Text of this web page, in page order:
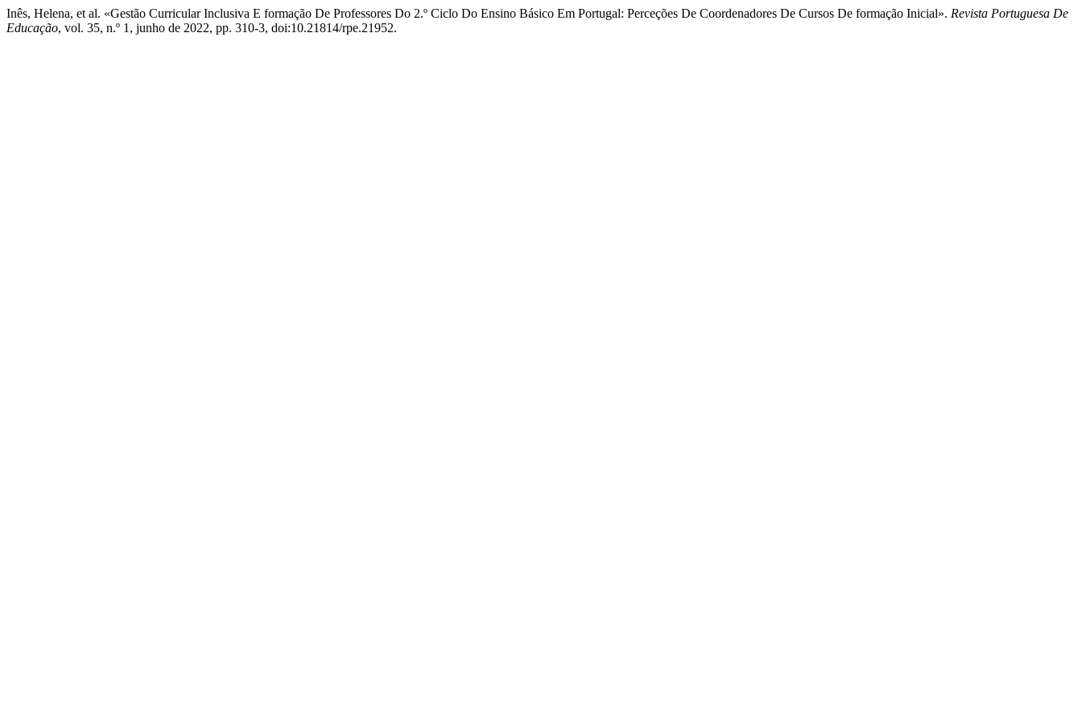
Inês, Helena, et al. «Gestão Curricular Inclusiva E formação De Professores Do 2.º Ciclo Do Ensino Básico Em Portugal: Perceções De Coordenadores De Cursos De formação Inicial». Revista Portuguesa De
Educação, vol. 35, n.º 1, junho de 2022, pp. 310-3, doi:10.21814/rpe.21952.